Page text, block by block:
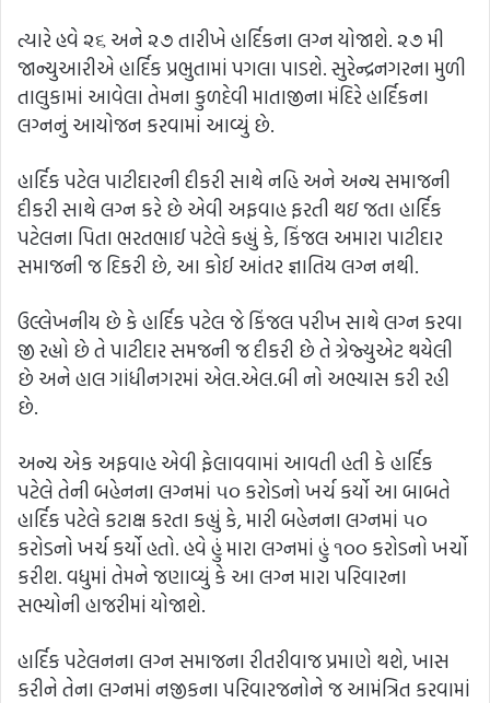
ત્યારે હવે ૨૬ અને ૨૭ તારીખે હાર્દિકના લગ્ન યોજાશે. ૨૭ મી
જાન્યુઆરીએ હાર્દિક પ્રભુતામાં પગલા પાડશે. સુરેન્દ્રનગરના મુળી
તાલુકામાં આવેલા તેમના કુળદેવી માતાજીના મંદિરે હાર્દિકના
લગ્નનું આયોજન કરવામાં આવ્યું છે.
હાર્દિક પટેલ પાટીદારની દીકરી સાથે નહિ અને અન્ય સમાજની
દીકરી સાથે લગ્ન કરે છે એવી અફવાહ ફરતી થઇ જતા હાર્દિક
પટેલના પિતા ભરતભાઈ પટેલે કહ્યું કે, કિંજલ અમારા પાટીદાર
સમાજની જ દિકરી છે, આ કોઈ આંતર જ્ઞાતિય લગ્ન નથી.
ઉલ્લેખનીય છે કે હાર્દિક પટેલ જે કિંજલ પરીખ સાથે લગ્ન કરવા
જી રહ્યો છે તે પાટીદાર સમજની જ દીકરી છે તે ગ્રેજ્યુએટ થયેલી
છે અને હાલ ગાંધીનગરમાં એલ.એલ.બી નો અભ્યાસ કરી રહી
છે.
અન્ય એક અફવાહ એવી ફેલાવવામાં આવતી હતી કે હાર્દિક
પટેલે તેની બહેનના લગ્નમાં ૫૦ કરોડનો ખર્ચ કર્યો આ બાબતે
હાર્દિક પટેલે કટાક્ષ કરતા કહ્યું કે, મારી બહેનના લગ્નમાં ૫૦
કરોડનો ખર્ચ કર્યો હતો. હવે હું મારા લગ્નમાં હું ૧૦૦ કરોડનો ખર્ચો
કરીશ. વધુમાં તેમને જણાવ્યું કે આ લગ્ન મારા પરિવારના
સભ્યોની હાજરીમાં યોજાશે.
હાર્દિક પટેલનના લગ્ન સમાજના રીતરીવાજ પ્રમાણે થશે, ખાસ
કરીને તેના લગ્નમાં નજીકના પરિવારજનોને જ આમંત્રિત કરવામાં